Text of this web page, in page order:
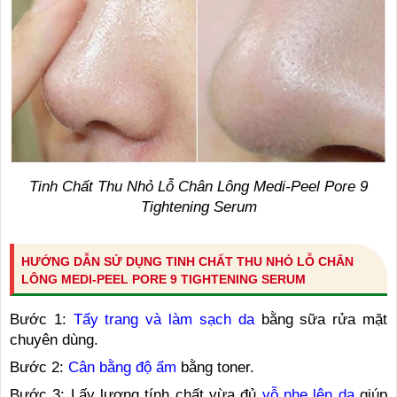
Tinh Chất Thu Nhỏ Lỗ Chân Lông Medi-Peel Pore 9
Tightening Serum
HƯỚNG DẪN SỬ DỤNG TINH CHẤT THU NHỎ LỖ CHÂN
LÔNG MEDI-PEEL PORE 9 TIGHTENING SERUM
Bước 1: Tẩy trang và làm sạch dabằng sữa rửa mặt
chuyên dùng.
Bước 2: Cân bằng độ ẩm bằng toner.